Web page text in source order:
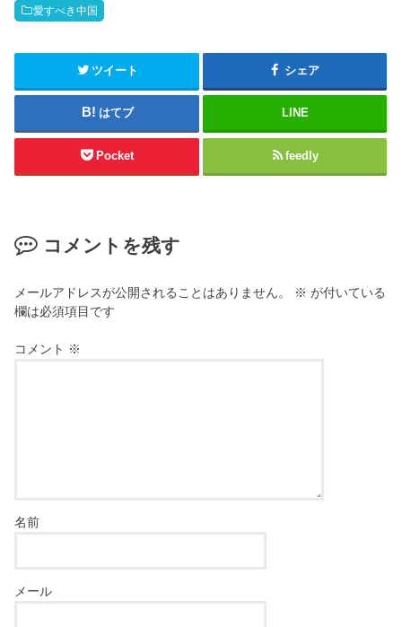
愛すべき中国
ツイート シェア
はてブ LINE
Pocket feedly
コメントを残す
メールアドレスが公開されることはありません。 ※ が付いている
欄は必須項目です
コメント ※
名前
メール